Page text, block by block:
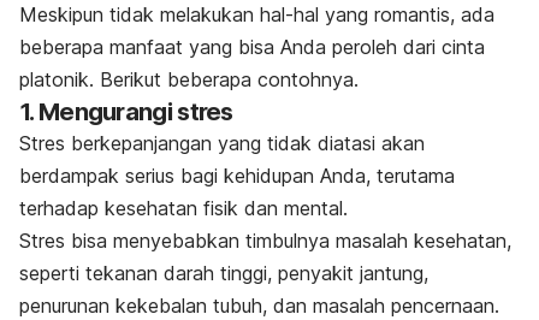
Meskipun tidak melakukan hal-hal yang romantis, ada
beberapa manfaat yang bisa Anda peroleh dari cinta
platonik. Berikut beberapa contohnya.
1. Mengurangi stres
Stres berkepanjangan yang tidak diatasi akan
berdampak serius bagi kehidupan Anda, terutama
terhadap kesehatan fisik dan mental.
Stres bisa menyebabkan timbulnya masalah kesehatan,
seperti tekanan darah tinggi, penyakit jantung,
penurunan kekebalan tubuh, dan masalah pencernaan.